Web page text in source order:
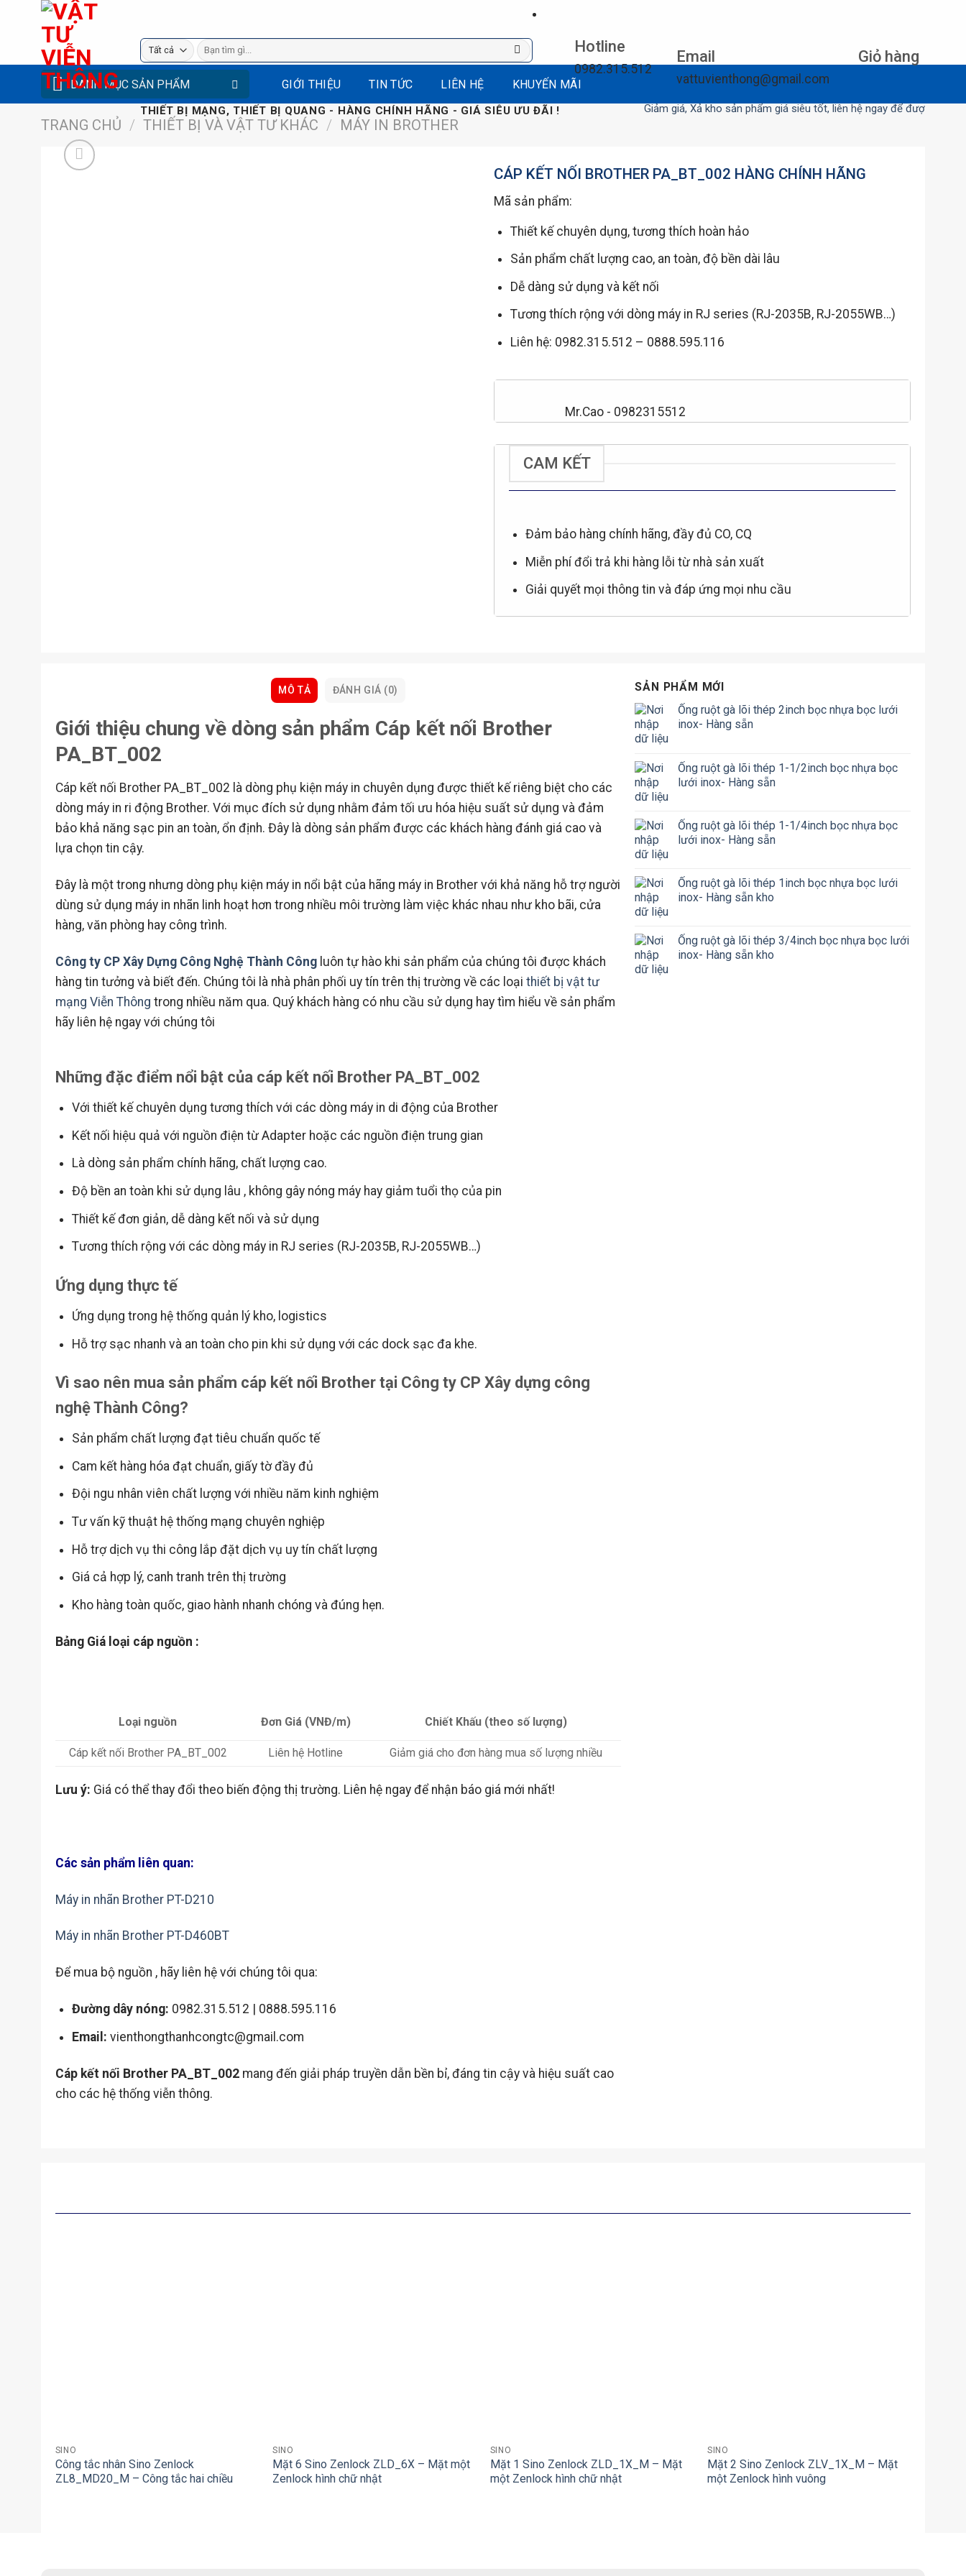
Tìm
kiếm:
Hotline
0982.315.512
Email
vattuvienthong@gmail.com
Giỏ hàng
THIẾT BỊ MẠNG, THIẾT BỊ QUANG - HÀNG CHÍNH HÃNG - GIÁ SIÊU ƯU ĐÃI ! Giảm giá, Xả kho sản phẩm giá siêu tốt, liên hệ ngay để được tư vấn
DANH MỤC SẢN PHẨM GIỚI THIỆU TIN TỨC LIÊN HỆ KHUYẾN MÃI
TRANG CHỦ / THIẾT BỊ VÀ VẬT TƯ KHÁC / MÁY IN BROTHER
CÁP KẾT NỐI BROTHER PA_BT_002 HÀNG CHÍNH HÃNG
Mã sản phẩm:
Thiết kế chuyên dụng, tương thích hoàn hảo
Sản phẩm chất lượng cao, an toàn, độ bền dài lâu
Dễ dàng sử dụng và kết nối
Tương thích rộng với dòng máy in RJ series (RJ-2035B, RJ-2055WB…)
Liên hệ: 0982.315.512 – 0888.595.116
Mr.Cao - 0982315512
CAM KẾT
Đảm bảo hàng chính hãng, đầy đủ CO, CQ
Miễn phí đổi trả khi hàng lỗi từ nhà sản xuất
Giải quyết mọi thông tin và đáp ứng mọi nhu cầu
MÔ TẢ ĐÁNH GIÁ (0)
Giới thiệu chung về dòng sản phẩm Cáp kết nối Brother
PA_BT_002
Cáp kết nối Brother PA_BT_002 là dòng phụ kiện máy in chuyên dụng được thiết kế riêng biệt cho các
dòng máy in ri động Brother. Với mục đích sử dụng nhằm đảm tối ưu hóa hiệu suất sử dụng và đảm
bảo khả năng sạc pin an toàn, ổn định. Đây là dòng sản phẩm được các khách hàng đánh giá cao và
lựa chọn tin cậy.
Đây là một trong nhưng dòng phụ kiện máy in nổi bật của hãng máy in Brother với khả năng hỗ trợ người
dùng sử dụng máy in nhãn linh hoạt hơn trong nhiều môi trường làm việc khác nhau như kho bãi, cửa
hàng, văn phòng hay công trình.
Công ty CP Xây Dựng Công Nghệ Thành Công luôn tự hào khi sản phẩm của chúng tôi được khách
hàng tin tưởng và biết đến. Chúng tôi là nhà phân phối uy tín trên thị trường về các loại thiết bị vật tư
mạng Viễn Thông trong nhiều năm qua. Quý khách hàng có nhu cầu sử dụng hay tìm hiểu về sản phẩm
hãy liên hệ ngay với chúng tôi
Những đặc điểm nổi bật của cáp kết nối Brother PA_BT_002
Với thiết kế chuyên dụng tương thích với các dòng máy in di động của Brother
Kết nối hiệu quả với nguồn điện từ Adapter hoặc các nguồn điện trung gian
Là dòng sản phẩm chính hãng, chất lượng cao.
Độ bền an toàn khi sử dụng lâu , không gây nóng máy hay giảm tuổi thọ của pin
Thiết kế đơn giản, dễ dàng kết nối và sử dụng
Tương thích rộng với các dòng máy in RJ series (RJ-2035B, RJ-2055WB…)
Ứng dụng thực tế
Ứng dụng trong hệ thống quản lý kho, logistics
Hỗ trợ sạc nhanh và an toàn cho pin khi sử dụng với các dock sạc đa khe.
Vì sao nên mua sản phẩm cáp kết nối Brother tại Công ty CP Xây dựng công
nghệ Thành Công?
Sản phẩm chất lượng đạt tiêu chuẩn quốc tế
Cam kết hàng hóa đạt chuẩn, giấy tờ đầy đủ
Đội ngu nhân viên chất lượng với nhiều năm kinh nghiệm
Tư vấn kỹ thuật hệ thống mạng chuyên nghiệp
Hỗ trợ dịch vụ thi công lắp đặt dịch vụ uy tín chất lượng
Giá cả hợp lý, canh tranh trên thị trường
Kho hàng toàn quốc, giao hành nhanh chóng và đúng hẹn.
Bảng Giá loại cáp nguồn :
Loại nguồn Đơn Giá (VNĐ/m) Chiết Khấu (theo số lượng)
Cáp kết nối Brother PA_BT_002 Liên hệ Hotline Giảm giá cho đơn hàng mua số lượng nhiều
Lưu ý: Giá có thể thay đổi theo biến động thị trường. Liên hệ ngay để nhận báo giá mới nhất!
Các sản phẩm liên quan:
Máy in nhãn Brother PT-D210
Máy in nhãn Brother PT-D460BT
Để mua bộ nguồn , hãy liên hệ với chúng tôi qua:
Đường dây nóng: 0982.315.512 | 0888.595.116
Email: vienthongthanhcongtc@gmail.com
Cáp kết nối Brother PA_BT_002mang đến giải pháp truyền dẫn bền bỉ, đáng tin cậy và hiệu suất cao
cho các hệ thống viễn thông.
SẢN PHẨM MỚI
Ống ruột gà lõi thép 2inch bọc nhựa bọc lưới
inox- Hàng sẵn
Ống ruột gà lõi thép 1-1/2inch bọc nhựa bọc
lưới inox- Hàng sẵn
Ống ruột gà lõi thép 1-1/4inch bọc nhựa bọc
lưới inox- Hàng sẵn
Ống ruột gà lõi thép 1inch bọc nhựa bọc lưới
inox- Hàng sẵn kho
Ống ruột gà lõi thép 3/4inch bọc nhựa bọc lưới
inox- Hàng sẵn kho
SINO
Công tắc nhân Sino Zenlock
ZL8_MD20_M – Công tắc hai chiều
SINO
Mặt 6 Sino Zenlock ZLD_6X – Mặt một
Zenlock hình chữ nhật
SINO
Mặt 1 Sino Zenlock ZLD_1X_M – Mặt
một Zenlock hình chữ nhật
SINO
Mặt 2 Sino Zenlock ZLV_1X_M – Mặt
một Zenlock hình vuông